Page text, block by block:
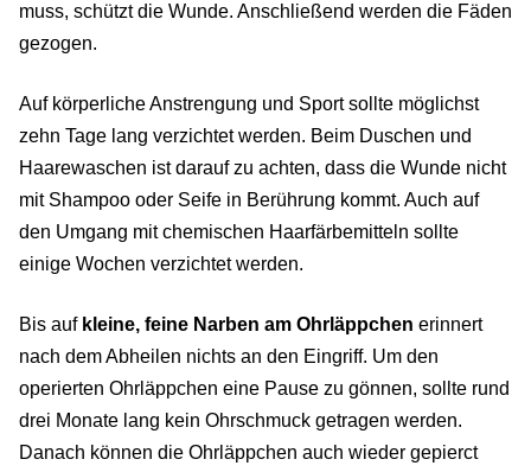
muss, schützt die Wunde. Anschließend werden die Fäden
gezogen.
Auf körperliche Anstrengung und Sport sollte möglichst
zehn Tage lang verzichtet werden. Beim Duschen und
Haarewaschen ist darauf zu achten, dass die Wunde nicht
mit Shampoo oder Seife in Berührung kommt. Auch auf
den Umgang mit chemischen Haarfärbemitteln sollte
einige Wochen verzichtet werden.
Bis auf kleine, feine Narben am Ohrläppchen erinnert
nach dem Abheilen nichts an den Eingriff. Um den
operierten Ohrläppchen eine Pause zu gönnen, sollte rund
drei Monate lang kein Ohrschmuck getragen werden.
Danach können die Ohrläppchen auch wieder gepierct